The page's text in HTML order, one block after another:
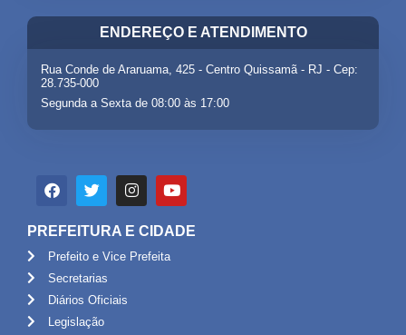
ENDEREÇO E ATENDIMENTO
Rua Conde de Araruama, 425 - Centro Quissamã - RJ - Cep:
28.735-000
Segunda a Sexta de 08:00 às 17:00
PREFEITURA E CIDADE
Prefeito e Vice Prefeita
Secretarias
Diários Oficiais
Legislação